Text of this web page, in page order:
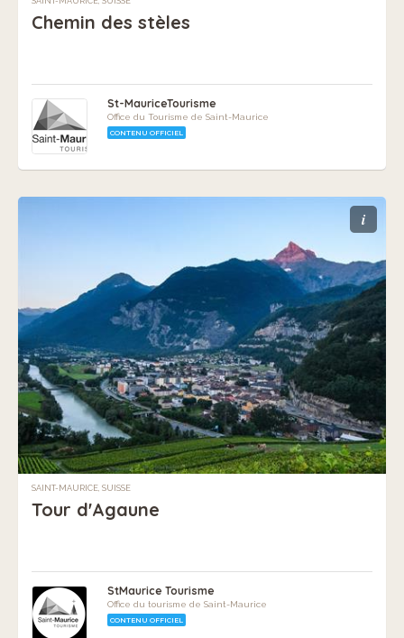
Chemin des stèles
St-MauriceTourisme
Office du Tourisme de Saint-Maurice
CONTENU OFFICIEL
i
SAINT-MAURICE, SUISSE
Tour d'Agaune
StMaurice Tourisme
Office du tourisme de Saint-Maurice
CONTENU OFFICIEL